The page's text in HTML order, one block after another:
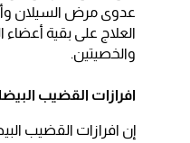
عدوى مرض السيلان
العلاج على بقية
والخصيتين.
افرازات القضيب
إن افرازات القضيب